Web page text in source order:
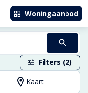
Woningaanbod
Filters (2)
Kaart